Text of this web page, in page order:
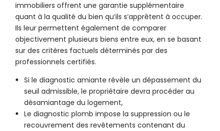
immobiliers offrent une garantie supplémentaire
quant à la qualité du bien qu’ils s’apprêtent à occuper.
Ils leur permettent également de comparer
objectivement plusieurs biens entre eux, en se basant
sur des critères factuels déterminés par des
professionnels certifiés.
Si le diagnostic amiante révèle un dépassement du
seuil admissible, le propriétaire devra procéder au
désamiantage du logement,
Le diagnostic plomb impose la suppression ou le
recouvrement des revêtements contenant du